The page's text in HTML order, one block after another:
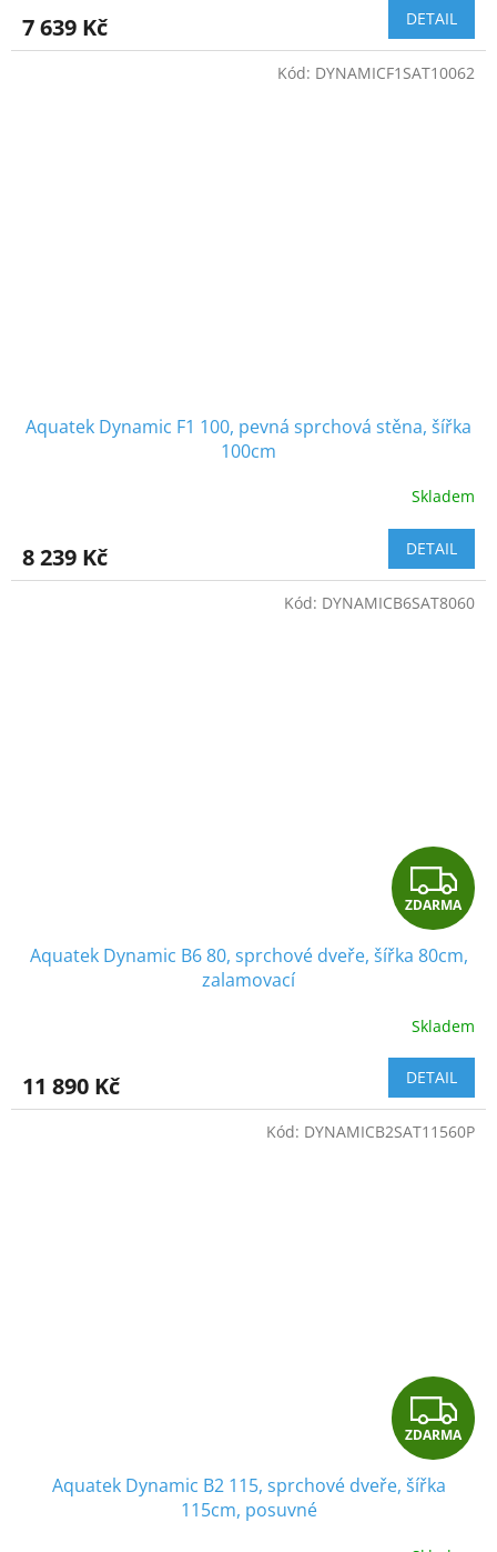
7 639 Kč DETAIL
Aquatek Dynamic F1 100, pevná sprchová stěna, šířka
100cm
Skladem
8 239 Kč DETAIL
Kód: DYNAMICF1SAT10062
Z
D
A
R
M
A
ZDARMA
Aquatek Dynamic B6 80, sprchové dveře, šířka 80cm,
zalamovací
Skladem
11 890 Kč DETAIL
Kód: DYNAMICB6SAT8060
Z
D
ZDARMA
Aquatek Dynamic B2 115, sprchové dveře, šířka
115cm, posuvné
Kód: DYNAMICB2SAT11560P